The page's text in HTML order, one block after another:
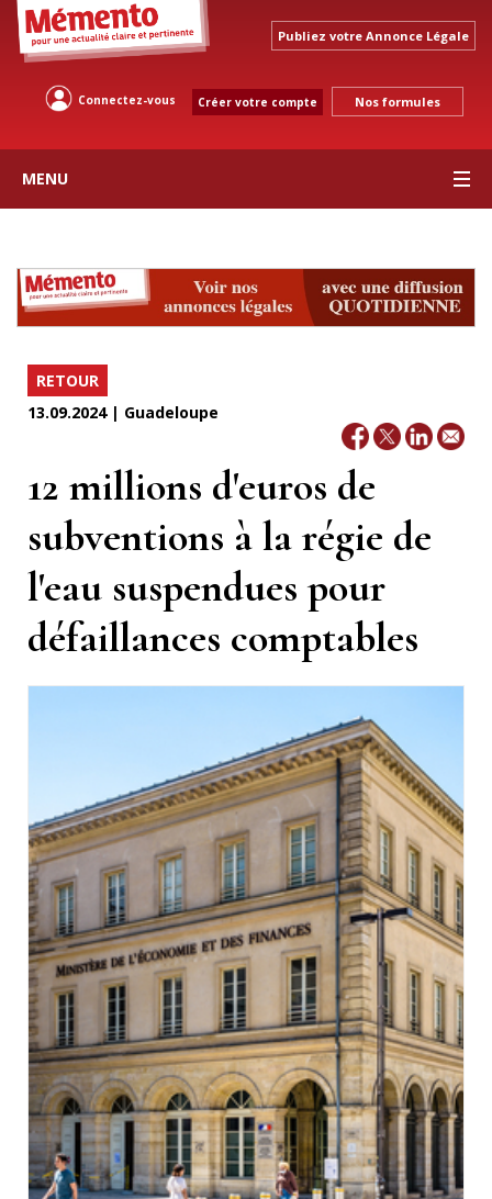
Publiez votre Annonce Légale
Connectez-vous Créer votre compte Nos formules
MENU
RETOUR
13.09.2024 | Guadeloupe
12 millions d'euros de
subventions à la régie de
l'eau suspendues pour
défaillances comptables